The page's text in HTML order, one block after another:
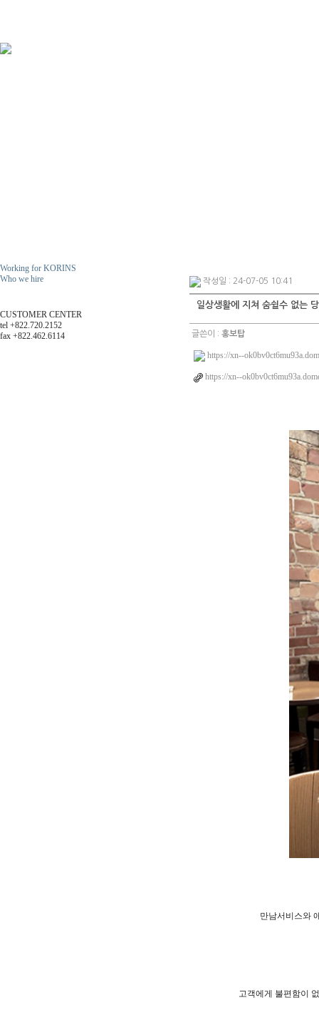
Working for KORINS
Who we hire
CUSTOMER CENTER
tel +822.720.2152
fax +822.462.6114
작성일 : 24-07-05 10:41
일상생활에 지쳐 숨쉴수 없는
글쓴이 : 홍보탑
https://xn--
https://xn--
만남서비스와
고객에게 불편함이